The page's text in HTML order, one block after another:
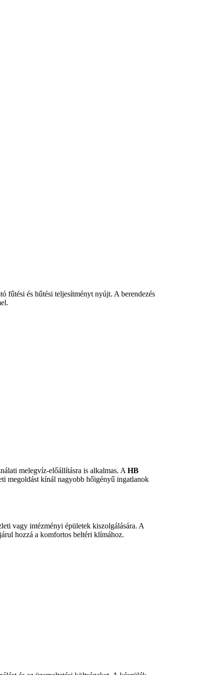
fűtési és hűtési teljesítményt nyújt. A berendezés
melegvíz-előállításra is alkalmas. A HB
megoldást kínál nagyobb hőigényű ingatlanok
vagy intézményi épületek kiszolgálására. A
hozzá a komfortos beltéri klímához.